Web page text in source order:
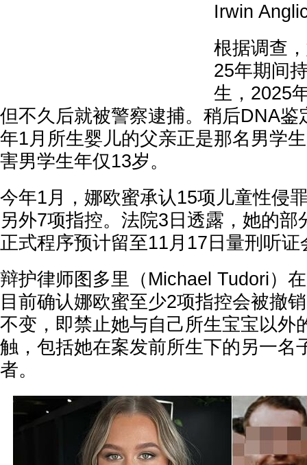
Irwin
根据调查
25年期间
生，2025
但不久后就被警察逮捕。稍后DNA鉴
年1月所生婴儿的父亲正是那名男学
害男学生年仅13岁。
今年1月，娜欧蜜承认15项儿童性侵
另外7项指控。法院3日透露，她的部
正式程序预计留至11月17日量刑听证
辩护律师图多里（Michael Tudori）
目前确认娜欧蜜至少2项指控会被撤
不变，即禁止她与自己所生宝宝以外
触，包括她在案发前所生下的另一名
者。